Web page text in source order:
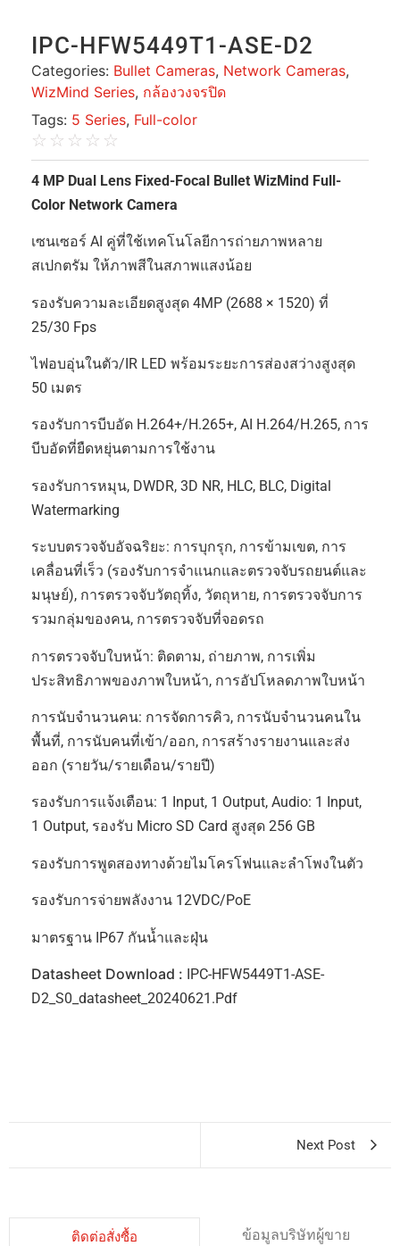
IPC-HFW5449T1-ASE-D2
Categories: Bullet Cameras, Network Cameras,
WizMind Series, กล้องวงจรปิด
Tags: 5 Series, Full-color
☆ ☆ ☆ ☆ ☆
4 MP Dual Lens Fixed-Focal Bullet WizMind Full-
Color Network Camera
เซนเซอร์ AI คู่ที่ใช้เทคโนโลยีการถ่ายภาพหลาย
สเปกตรัม ให้ภาพสีในสภาพแสงน้อย
รองรับความละเอียดสูงสุด 4MP (2688 × 1520) ที่
25/30 Fps
ไฟอบอุ่นในตัว/IR LED พร้อมระยะการส่องสว่างสูงสุด
50 เมตร
รองรับการบีบอัด H.264+/H.265+, AI H.264/H.265, การ
บีบอัดที่ยืดหยุ่นตามการใช้งาน
รองรับการหมุน, DWDR, 3D NR, HLC, BLC, Digital
Watermarking
ระบบตรวจจับอัจฉริยะ: การบุกรุก, การข้ามเขต, การ
เคลื่อนที่เร็ว (รองรับการจำแนกและตรวจจับรถยนต์และ
มนุษย์), การตรวจจับวัตถุทิ้ง, วัตถุหาย, การตรวจจับการ
รวมกลุ่มของคน, การตรวจจับที่จอดรถ
การตรวจจับใบหน้า: ติดตาม, ถ่ายภาพ, การเพิ่ม
ประสิทธิภาพของภาพใบหน้า, การอัปโหลดภาพใบหน้า
การนับจำนวนคน: การจัดการคิว, การนับจำนวนคนใน
พื้นที่, การนับคนที่เข้า/ออก, การสร้างรายงานและส่ง
ออก (รายวัน/รายเดือน/รายปี)
รองรับการแจ้งเตือน: 1 Input, 1 Output, Audio: 1 Input,
1 Output, รองรับ Micro SD Card สูงสุด 256 GB
รองรับการพูดสองทางด้วยไมโครโฟนและลำโพงในตัว
รองรับการจ่ายพลังงาน 12VDC/PoE
มาตรฐาน IP67 กันน้ำและฝุ่น
Datasheet Download : IPC-HFW5449T1-ASE-
D2_S0_datasheet_20240621.pdf
Next Post
ติดต่อสั่งซื้อ ข้อมูลบริษัทผู้ขาย